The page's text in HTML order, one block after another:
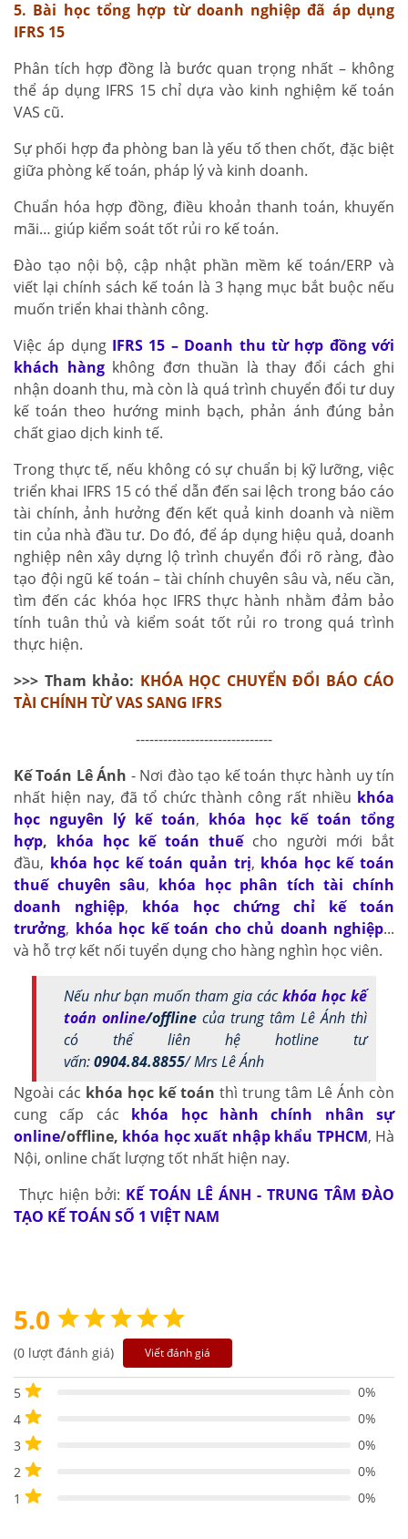
5. Bài học tổng hợp từ doanh nghiệp đã áp dụng
IFRS 15
Phân tích hợp đồng là bước quan trọng nhất – không
thể áp dụng IFRS 15 chỉ dựa vào kinh nghiệm kế toán
VAS cũ.
Sự phối hợp đa phòng ban là yếu tố then chốt, đặc biệt
giữa phòng kế toán, pháp lý và kinh doanh.
Chuẩn hóa hợp đồng, điều khoản thanh toán, khuyến
mãi… giúp kiểm soát tốt rủi ro kế toán.
Đào tạo nội bộ, cập nhật phần mềm kế toán/ERP và
viết lại chính sách kế toán là 3 hạng mục bắt buộc nếu
muốn triển khai thành công.
Việc áp dụng IFRS 15 – Doanh thu từ hợp đồng với
khách hàngkhông đơn thuần là thay đổi cách ghi
nhận doanh thu, mà còn là quá trình chuyển đổi tư duy
kế toán theo hướng minh bạch, phản ánh đúng bản
chất giao dịch kinh tế.
Trong thực tế, nếu không có sự chuẩn bị kỹ lưỡng, việc
triển khai IFRS 15 có thể dẫn đến sai lệch trong báo cáo
tài chính, ảnh hưởng đến kết quả kinh doanh và niềm
tin của nhà đầu tư. Do đó, để áp dụng hiệu quả, doanh
nghiệp nên xây dựng lộ trình chuyển đổi rõ ràng, đào
tạo đội ngũ kế toán – tài chính chuyên sâu và, nếu cần,
tìm đến các khóa học IFRS thực hành nhằm đảm bảo
tính tuân thủ và kiểm soát tốt rủi ro trong quá trình
thực hiện.
>>> Tham khảo: KHÓA HỌC CHUYỂN ĐỔI BÁO CÁO
TÀI CHÍNH TỪ VAS SANG IFRS
------------------------------
Kế Toán Lê Ánh - Nơi đào tạo kế toán thực hành uy tín
nhất hiện nay, đã tổ chức thành công rất nhiều khóa
học nguyên lý kế toán, khóa học kế toán tổng
hợp, khóa học kế toán thuế cho người mới bắt
đầu, khóa học kế toán quản trị, khóa học kế toán
thuế chuyên sâu, khóa học phân tích tài chính
doanh nghiệp, khóa học chứng chỉ kế toán
trưởng, khóa học kế toán cho chủ doanh nghiệp...
và hỗ trợ kết nối tuyển dụng cho hàng nghìn học viên.
Nếu như bạn muốn tham gia cáckhóa học kế
toán online/offline của trung tâm Lê Ánh thì
có thể liên hệ hotline tư
vấn:0904.84.8855/ Mrs Lê Ánh
Ngoài các khóa học kế toán thì trung tâm Lê Ánh còn
cung cấp các khóa học hành chính nhân sự
online/offline, khóa học xuất nhập khẩu TPHCM, Hà
Nội, online chất lượng tốt nhất hiện nay.
Thực hiện bởi: KẾ TOÁN LÊ ÁNH - TRUNG TÂM ĐÀO
TẠO KẾ TOÁN SỐ 1 VIỆT NAM
5.0
(0 lượt đánh giá) Viết đánh giá
5
0%
4
0%
3
0%
2
0%
1
0%